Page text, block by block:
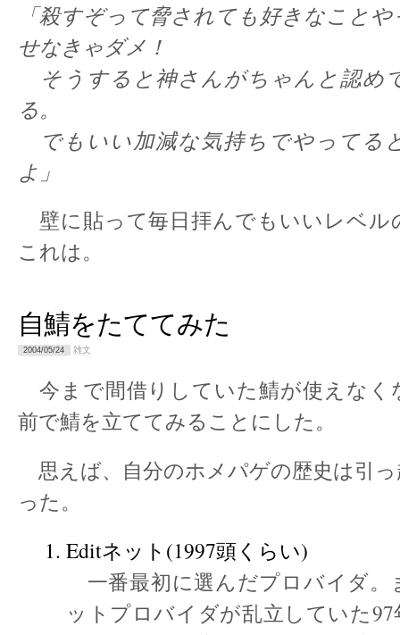
「殺すぞって脅されても好きなこと
せなきゃダメ！
そうすると神さんがちゃんと認め
る。
でもいい加減な気持ちでやってる
よ」
壁に貼って毎日拝んでもいいレベル
これは。
自鯖をたててみた
2004/05/24 雑文
今まで間借りしていた鯖が使えなく
前で鯖を立ててみることにした。
思えば、自分のホメパゲの歴史は引
った。
Editネット(1997頭くらい)
一番最初に選んだプロバイダ。
ットプロバイダが乱立していた